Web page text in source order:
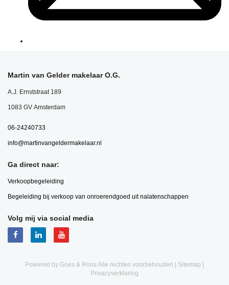
Martin van Gelder makelaar O.G.
A.J. Ernststraat 189
1083 GV Amsterdam
06-24240733
info@martinvangeldermakelaar.nl
Ga direct naar:
Verkoopbegeleiding
Begeleiding bij verkoop van onroerendgoed uit nalatenschappen
Volg mij via social media
Powered by Goes & RoosAlle rechten voorbehouden Sitemap
Privacyverklaring